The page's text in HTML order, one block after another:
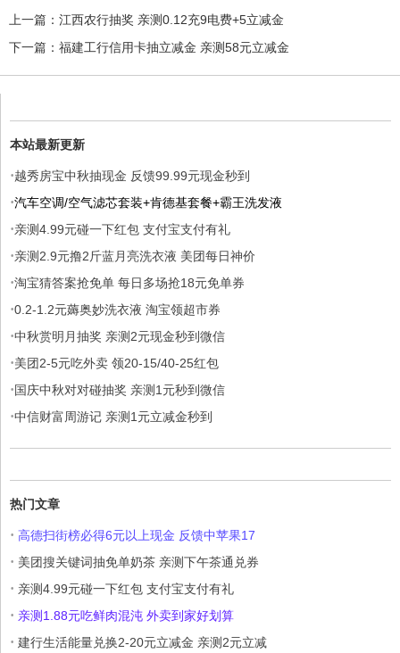
上一篇： 江西农行抽奖 亲测0.12充9电费+5立减金
下一篇： 福建工行信用卡抽立减金 亲测58元立减金
本站最新更新
·越秀房宝中秋抽现金 反馈99.99元现金秒到
·汽车空调/空气滤芯套装+肯德基套餐+霸王洗发液
·亲测4.99元碰一下红包 支付宝支付有礼
·亲测2.9元撸2斤蓝月亮洗衣液 美团每日神价
·淘宝猜答案抢免单 每日多场抢18元免单券
·0.2-1.2元薅奥妙洗衣液 淘宝领超市券
·中秋赏明月抽奖 亲测2元现金秒到微信
·美团2-5元吃外卖 领20-15/40-25红包
·国庆中秋对对碰抽奖 亲测1元秒到微信
·中信财富周游记 亲测1元立减金秒到
热门文章
· 高德扫街榜必得6元以上现金 反馈中苹果17
· 美团搜关键词抽免单奶茶 亲测下午茶通兑券
· 亲测4.99元碰一下红包 支付宝支付有礼
· 亲测1.88元吃鲜肉混沌 外卖到家好划算
· 建行生活能量兑换2-20元立减金 亲测2元立减